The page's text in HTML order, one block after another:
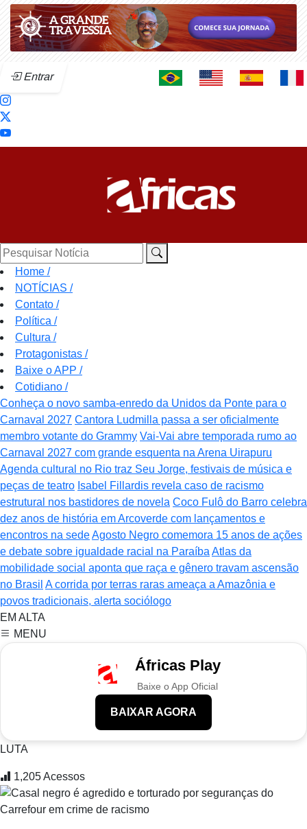
Entrar
Pesquisar Notícia
Home /
NOTÍCIAS /
Contato /
Política /
Cultura /
Protagonistas /
Baixe o APP /
Cotidiano /
Conheça o novo samba-enredo da Unidos da Ponte para o
Carnaval 2027 Cantora Ludmilla passa a ser oficialmente
membro votante do Grammy Vai-Vai abre temporada rumo ao
Carnaval 2027 com grande esquenta na Arena Uirapuru
Agenda cultural no Rio traz Seu Jorge, festivais de música e
peças de teatro Isabel Fillardis revela caso de racismo
estrutural nos bastidores de novela Coco Fulô do Barro celebra
dez anos de história em Arcoverde com lançamentos e
encontros na sedeAgosto Negro comemora 15 anos de ações
e debate sobre igualdade racial na ParaíbaAtlas da
mobilidade social aponta que raça e gênero travam ascensão
no Brasil A corrida por terras raras ameaça a Amazônia e
povos tradicionais, alerta sociólogo
EM ALTA
MENU
Áfricas Play
Baixe o App Oficial
BAIXAR AGORA
LUTA
1,205Acessos